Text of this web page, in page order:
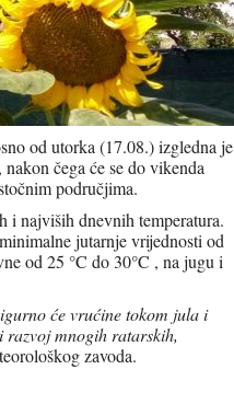
od utorka (17.08.) izgledna je
čega će se do vikenda
područjima.
i najviših dnevnih temperatura.
jutarnje vrijednosti od
od 25 °C do 30°C , na jugu i
će vrućine tokom jula i
razvoj mnogih ratarskih,
zavoda.